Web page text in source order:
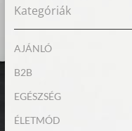
Kategóriák
AJÁNLÓ
B2B
EGÉSZSÉG
ÉLETMÓD